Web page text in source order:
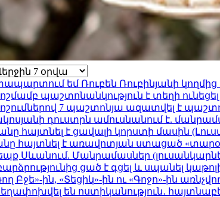
եմ Ռուբեն Ռուբինյանի կողմից
պաշտոնանկություն է տեղի ունեցել
7 պաշտոնյա ազատվել է
դուստրն ամուսնանում է.
հայտնել է ցավալի կորստի մասին
հայտնել է առավոտյան ստացած
Սևանում. Մանրամասներ
ցած է գցել և սպանել
Բջե»-ին, «Տեցիկ»-ին ու «Գոջո»-ին
են ոստիկանություն․